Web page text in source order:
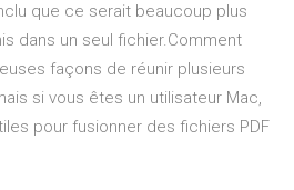
que ce serait beaucoup plus
dans un seul fichier.Comment
façons de réunir plusieurs
si vous êtes un utilisateur Mac,
pour fusionner des fichiers PDF